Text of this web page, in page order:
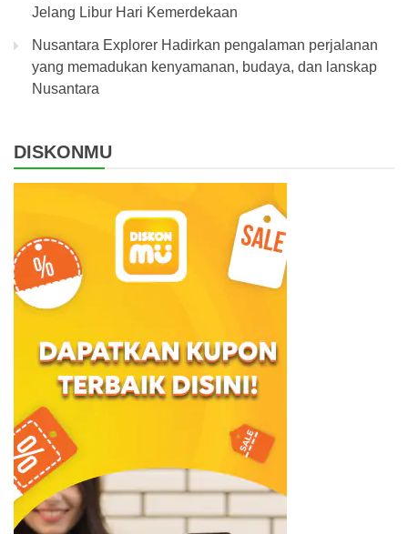
Jelang Libur Hari Kemerdekaan
Nusantara Explorer Hadirkan pengalaman perjalanan
yang memadukan kenyamanan, budaya, dan lanskap
Nusantara
DISKONMU